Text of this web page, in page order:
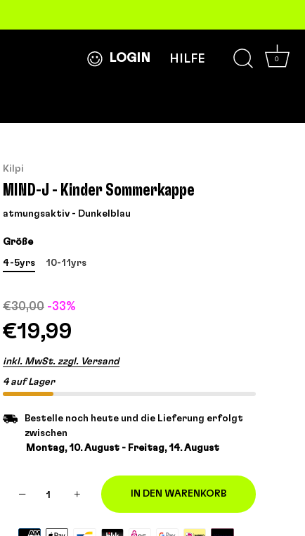
LOGIN HILFE 0
Kilpi
MIND-J - Kinder Sommerkappe
atmungsaktiv - Dunkelblau
Größe
4-5yrs 10-11yrs
€30,00 -33%
€19,99
inkl. MwSt. zzgl. Versand
4 auf Lager
Bestelle noch heute und die Lieferung erfolgt
zwischen
Montag, 10. August - Freitag, 14. August
− + IN DEN WARENKORB